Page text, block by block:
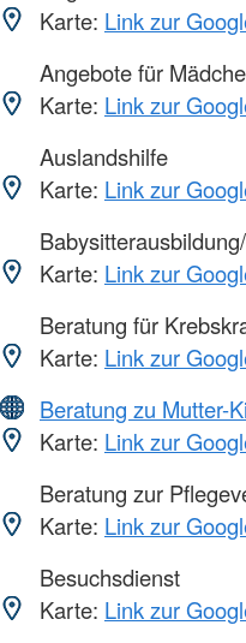
Karte: Link zur
Angebote für
Karte: Link zur
Auslandshilfe
Karte: Link zur
Karte: Link zur
Beratung für
Karte: Link zur
Beratung zu Mutter-
Karte: Link zur
Beratung zur
Karte: Link zur
Besuchsdienst
Karte: Link zur